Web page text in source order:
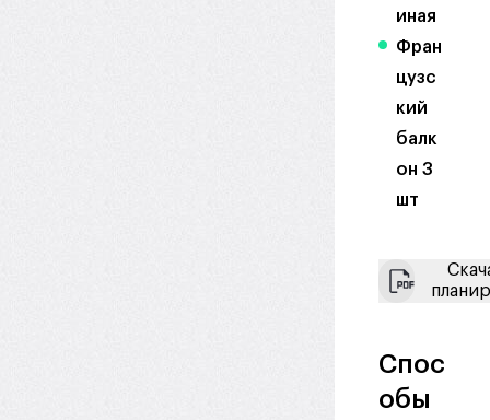
иная
Фран
цузс
кий
балк
он 3
шт
Спос
обы